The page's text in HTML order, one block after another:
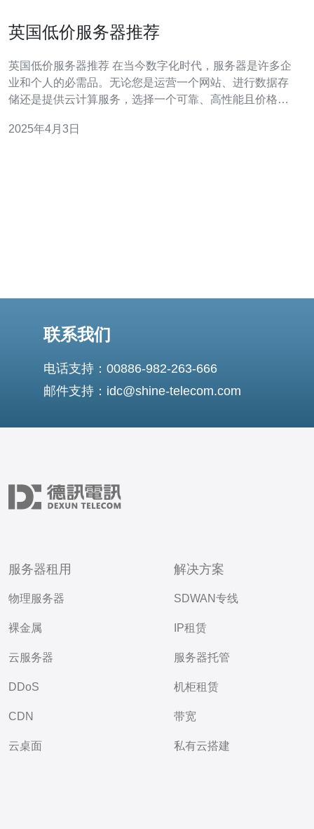
英国低价服务器推荐
英国低价服务器推荐 在当今数字化时代，服务器是许多企
业和个人的必需品。无论您是运营一个网站、进行数据存
储还是提供云计算服务，选择一个可靠、高性能且价格合
务器，帮助您找到最适合您需求的解决方案。 服务器提供
2025年4月3日
联系我们
电话支持：00886-982-263-666
邮件支持：idc@shine-telecom.com
服务器租用
物理服务器
裸金属
云服务器
DDoS
CDN
云桌面
解决方案
SDWAN专线
IP租赁
服务器托管
机柜租赁
带宽
私有云搭建